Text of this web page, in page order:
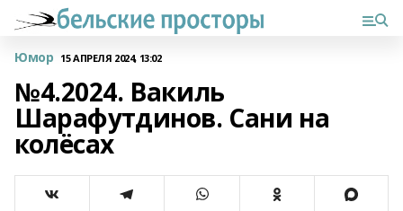
Юмор 15 АПРЕЛЯ 2024, 13:02
№4.2024. Вакиль
Шарафутдинов. Сани на
колёсах